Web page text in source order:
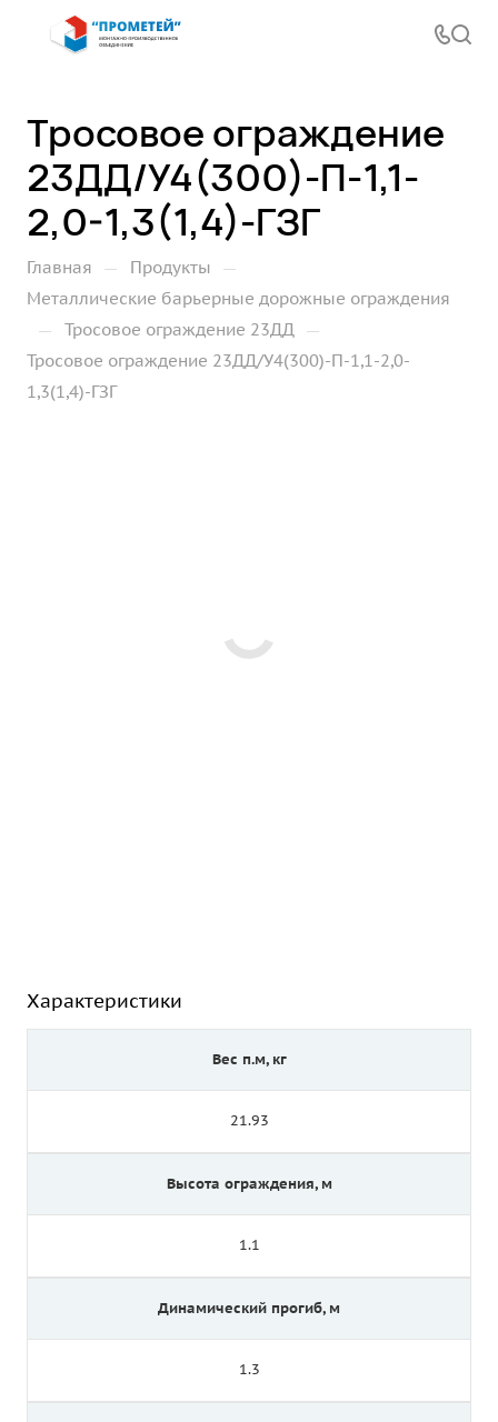
Тросовое ограждение
23ДД/У4(300)-П-1,1-
2,0-1,3(1,4)-ГЗГ
Главная — Продукты —
Металлические барьерные дорожные ограждения
— Тросовое ограждение 23ДД —
Тросовое ограждение 23ДД/У4(300)-П-1,1-2,0-
1,3(1,4)-ГЗГ
Характеристики
Вес п.м, кг
21.93
Высота ограждения, м
1.1
Динамический прогиб, м
1.3